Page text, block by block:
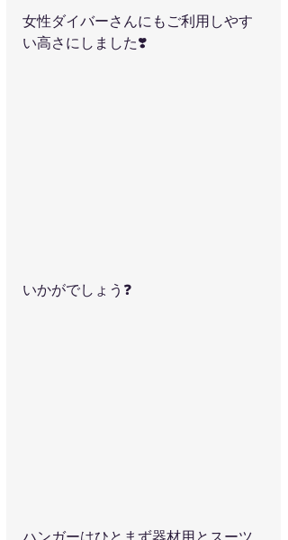
女性ダイバーさんにもご利用しやす
い高さにしました❣️
いかがでしょう❓